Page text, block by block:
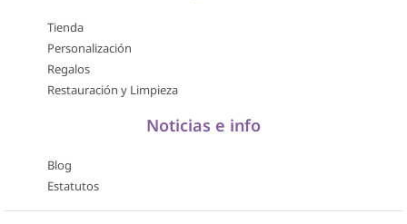
Tienda
Personalización
Regalos
Restauración y Limpieza
Noticias e info
Blog
Estatutos